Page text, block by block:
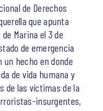
de Derechos
que apunta
Marina el 3 de
de emergencia
un hecho en donde
de vida humana y
de las víctimas de la
insurgentes,